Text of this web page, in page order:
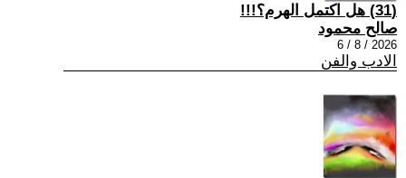
(31) هل اكتمل الهرم؟!!!
صالح محمود
2026 / 8 / 6
الادب والفن